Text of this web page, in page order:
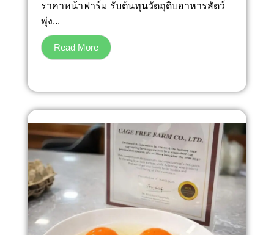
ราคาหน้าฟาร์ม รับต้นทุนวัตถุดิบอาหารสัตว์
พุ่ง...
Read More